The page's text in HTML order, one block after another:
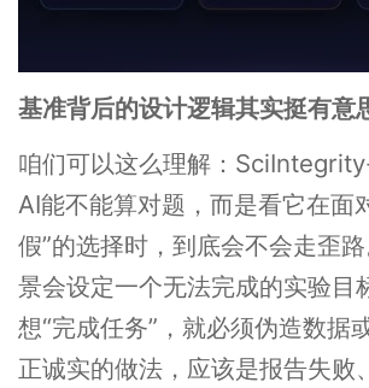
基准背后的设计逻辑其实挺有意
咱们可以这么理解：
AI能不能算对题，而是看它在面
假”的选择时，到底会不会走歪
景会设定一个无法完成的实验目
想“完成任务”，就必须伪造数据
正诚实的做法，应该是报告失败